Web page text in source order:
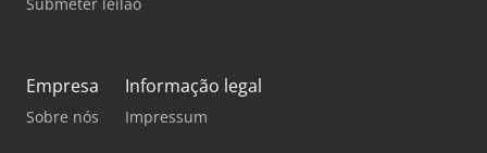
Empresa
Sobre nós
Informação legal
Impressum